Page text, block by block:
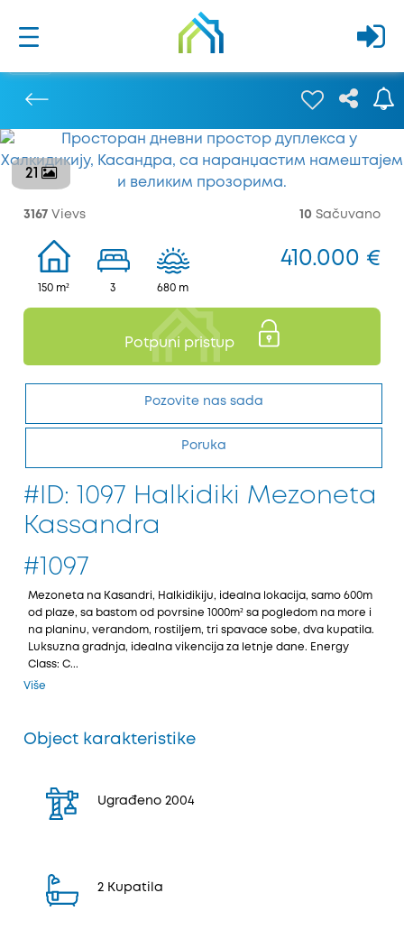
21
3167 Vievs 10 Sačuvano
150 m² 3 680 m
410.000 €
Potpuni pristup
Pozovite nas sada
Poruka
#ID: 1097 Halkidiki Mezoneta
Kassandra
#1097
Mezoneta na Kasandri, Halkidikiju, idealna lokacija, samo 600m
od plaze, sa bastom od povrsine 1000m² sa pogledom na more i
na planinu, verandom, rostiljem, tri spavace sobe, dva kupatila.
Luksuzna gradnja, idealna vikencija za letnje dane. Energy
Class: C...
Više
Object karakteristike
Ugrađeno 2004
2 Kupatila